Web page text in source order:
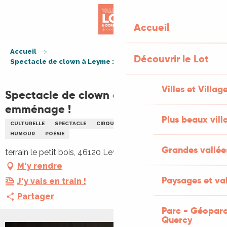
Accueil
Découvrir le Lot
Villes et
Plus beaux
Grandes
Paysages et
Parc -
Quercy
Accueil
Spectacle de clown à Leyme : Titou emménage !
Spectacle de clown à Leyme : Titou
emménage !
CULTURELLE SPECTACLE CIRQUE
FAMILLE
HUMOUR
POÉSIE
terrain le petit bois, 46120 Leyme
M'y rendre
J'y vais en train !
Partager